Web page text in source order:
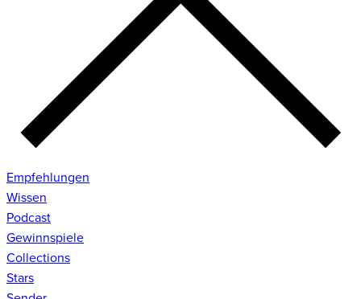
Empfehlungen
Wissen
Podcast
Gewinnspiele
Collections
Stars